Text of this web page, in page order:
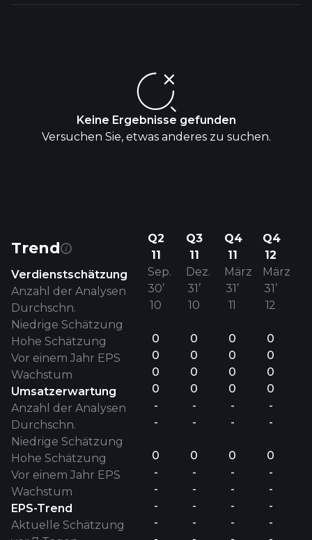
Keine Ergebnisse gefunden
Versuchen Sie, etwas anderes zu suchen.
Trend
Verdienstschätzung
Anzahl der Analysen
Durchschn.
Niedrige Schätzung
Hohe Schätzung
Vor einem Jahr EPS
Wachstum
Umsatzerwartung
Anzahl der Analysen
Durchschn.
Niedrige Schätzung
Hohe Schätzung
Vor einem Jahr EPS
Wachstum
EPS-Trend
Aktuelle Schätzung
Q2
11
Sep.
30’
10
0
0
0
0
-
-
0
-
-
-
-
Q3
11
Dez.
31’
10
0
0
0
0
-
-
0
-
-
-
-
Q4
11
März
31’
11
0
0
0
0
-
-
0
-
-
-
-
Q4
12
März
31’
12
0
0
0
0
-
-
0
-
-
-
-